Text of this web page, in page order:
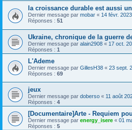
la croissance durable est aussi
Dernier message par mobar « 14 févr.
Réponses : 51
Ukraine, chronique de la guerre
Dernier message par alain2908 « 17 oct.
Réponses : 1
L'Ademe
Dernier message par GillesH38 « 23 sept.
Réponses : 69
jeux
Dernier message par doberso « 11 août
Réponses : 4
[Documentaire]Arte - Requiem
Dernier message par energy_isere « 01
Réponses : 5